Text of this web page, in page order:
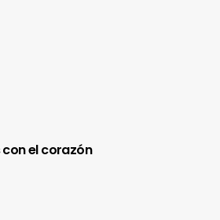
con el corazón